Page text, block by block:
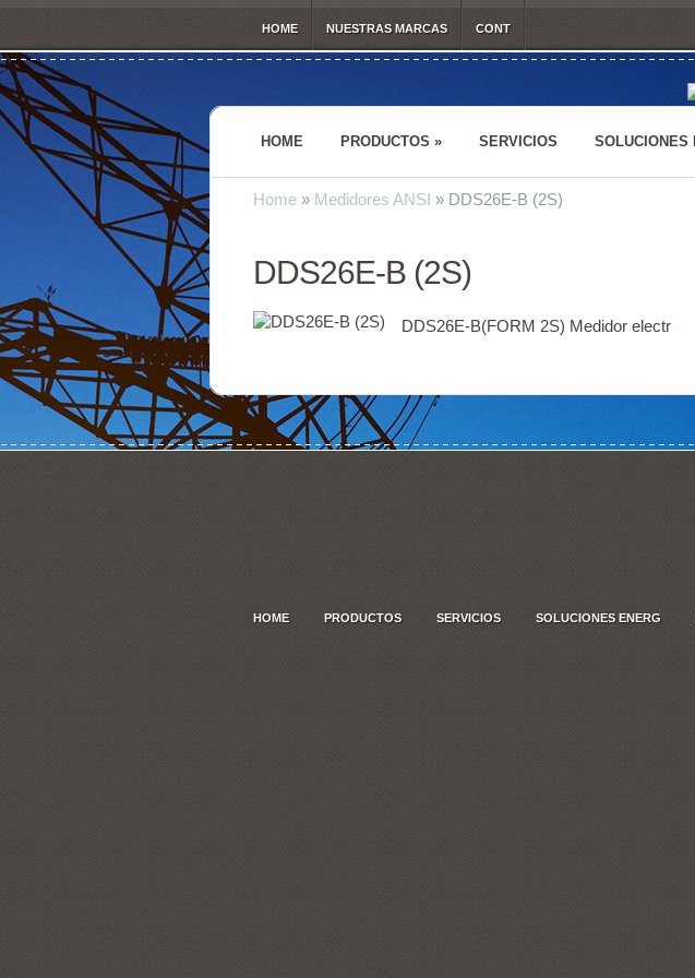
HOME NUESTRAS MARCAS CONT
HOME PRODUCTOS » SERVICIOS SOLUCIONES
Home » Medidores ANSI » DDS26E-B (2S)
DDS26E-B (2S)
DDS26E-B(FORM 2S) Medidor electr
HOME PRODUCTOS SERVICIOS SOLUCIONES ENERG